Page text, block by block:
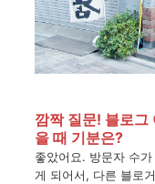
깜짝 질문! 블로그
을 때 기분은?
좋았어요. 방문자 수가
게 되어서, 다른 블로거